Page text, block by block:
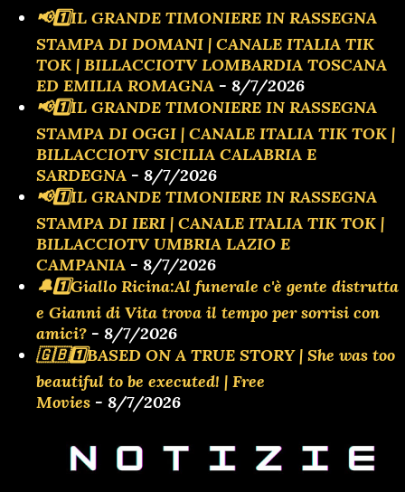
📢1️⃣IL GRANDE TIMONIERE IN RASSEGNA
STAMPA DI DOMANI | CANALE ITALIA TIK
TOK | BILLACCIOTV LOMBARDIA TOSCANA
ED EMILIA ROMAGNA - 8/7/2026
📢1️⃣IL GRANDE TIMONIERE IN RASSEGNA
STAMPA DI OGGI | CANALE ITALIA TIK TOK |
BILLACCIOTV SICILIA CALABRIA E
SARDEGNA - 8/7/2026
📢1️⃣IL GRANDE TIMONIERE IN RASSEGNA
STAMPA DI IERI | CANALE ITALIA TIK TOK |
BILLACCIOTV UMBRIA LAZIO E
CAMPANIA - 8/7/2026
🔔1️⃣Giallo Ricina:Al funerale c'è gente distrutta
e Gianni di Vita trova il tempo per sorrisi con
amici? - 8/7/2026
🇬🇧1️⃣BASED ON A TRUE STORY | She was too
beautiful to be executed! | Free
Movies - 8/7/2026